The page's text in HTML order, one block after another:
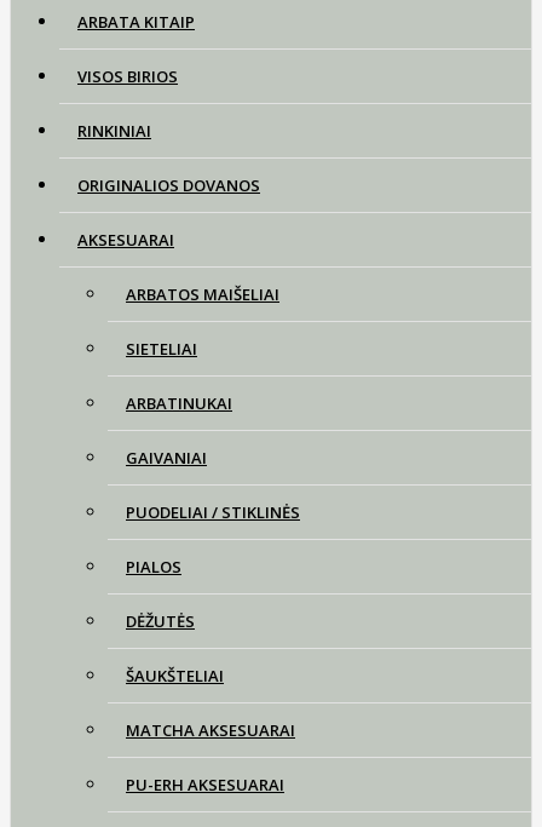
ARBATA KITAIP
VISOS BIRIOS
RINKINIAI
ORIGINALIOS DOVANOS
AKSESUARAI
ARBATOS MAIŠELIAI
SIETELIAI
ARBATINUKAI
GAIVANIAI
PUODELIAI / STIKLINĖS
PIALOS
DĖŽUTĖS
ŠAUKŠTELIAI
MATCHA AKSESUARAI
PU-ERH AKSESUARAI